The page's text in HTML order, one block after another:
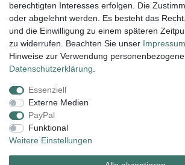
Lieferung und Versand
Impressum
Widerrufs­recht
Zahlungsarten:
berechtigten Interesses erfolgen. Die
oder abgelehnt werden. Es besteht das
und die Einwilligung zu einem späteren
zu widerrufen. Beachten Sie unser Impressum
Hinweise zur Verwendung
Daten­schutz­erklärung
Essenziell
Externe Medien
PayPal
Funktional
Weitere Einstellungen